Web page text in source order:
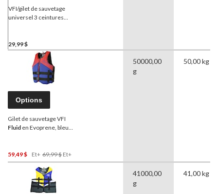
VFI/gilet de sauvetage
universel 3 ceintures
29,99 $
Options
Gilet de sauvetage VFI
Fluid en Evoprene, bleu
59,49 $
Et+ 69,99 $ Et+Prix
Était
50000,00
g
50,00 kg
41000,00
g
41,00 kg